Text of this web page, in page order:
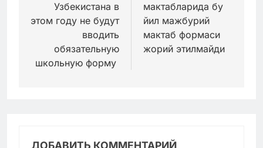
записям
Узбекистана в
этом году не будут
вводить
обязательную
школьную форму
мактабларида бу
йил мажбурий
мактаб формаси
жорий этилмайди
ДОБАВИТЬ КОММЕНТАРИЙ